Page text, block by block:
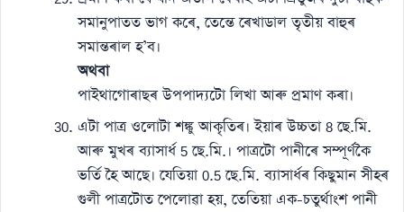
সমানুপাতত ভাগ কৰে, তেন্তে ৰেখাডাল তৃতীয় বাহুৰ
সমান্তৰাল হ’ব।
অথবা
পাইথাগোৰাছৰ উপপাদ্যটো লিখা আৰু প্ৰমাণ কৰা।
এটা পাত্ৰ ওলোটা শঙ্কু আকৃতিৰ। ইয়াৰ উচ্চতা 8 ছে.মি.
আৰু মুখৰ ব্যাসাৰ্ধ 5 ছে.মি.। পাত্ৰটো পানীৰে সম্পূৰ্ণকৈ
ভৰ্তি হৈ আছে। যেতিয়া 0.5 ছে.মি. ব্যাসাৰ্ধৰ কিছুমান সীহৰ
গুলী পাত্ৰটোত পেলোৱা হয়, তেতিয়া এক-চতুৰ্থাংশ পানী